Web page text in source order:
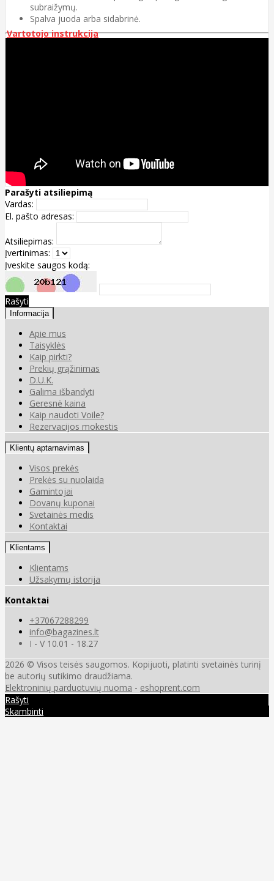
subraižymų.
Spalva juoda arba sidabrinė.
Vartotojo instrukcija
Parašyti atsiliepimą
Vardas:
El. pašto adresas:
Atsiliepimas:
Įvertinimas:
Įveskite saugos kodą:
Rašyti
Informacija
Apie mus
Taisyklės
Kaip pirkti?
Prekių grąžinimas
D.U.K.
Galima išbandyti
Geresnė kaina
Kaip naudoti Voile?
Rezervacijos mokestis
Klientų aptarnavimas
Visos prekės
Prekės su nuolaida
Gamintojai
Dovanų kuponai
Svetainės medis
Kontaktai
Klientams
Klientams
Užsakymų istorija
Kontaktai
+37067288299
info@bagazines.lt
I - V 10.01 - 18.27
2026 © Visos teisės saugomos. Kopijuoti, platinti svetainės turinį
be autorių sutikimo draudžiama.
Elektroninių parduotuvių nuoma - eshoprent.com
Rašyti
Skambinti